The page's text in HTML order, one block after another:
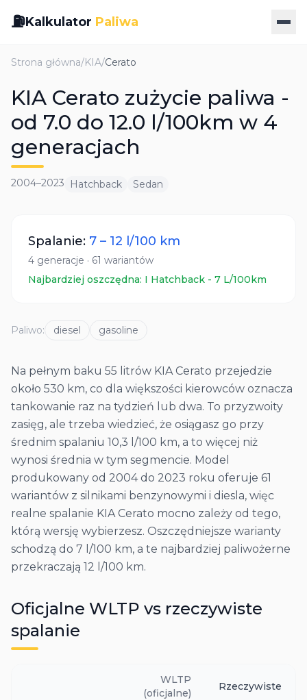
⛽Kalkulator Paliwa
Strona główna/KIA/Cerato
KIA Cerato zużycie paliwa -
od 7.0 do 12.0 l/100km w 4
generacjach
2004–2023 Hatchback Sedan
Spalanie: 7 – 12 l/100 km
4 generacje · 61 wariantów
Najbardziej oszczędna: I Hatchback - 7 L/100km
Paliwo: diesel gasoline
Na pełnym baku 55 litrów KIA Cerato przejedzie
około 530 km, co dla większości kierowców oznacza
tankowanie raz na tydzień lub dwa. To przyzwoity
zasięg, ale trzeba wiedzieć, że osiągasz go przy
średnim spalaniu 10,3 l/100 km, a to więcej niż
wynosi średnia w tym segmencie. Model
produkowany od 2004 do 2023 roku oferuje 61
wariantów z silnikami benzynowymi i diesla, więc
realne spalanie KIA Cerato mocno zależy od tego,
którą wersję wybierzesz. Oszczędniejsze warianty
schodzą do 7 l/100 km, a te najbardziej paliwożerne
przekraczają 12 l/100 km.
Oficjalne WLTP vs rzeczywiste
spalanie
WLTP
(oficjalne)
Rzeczywiste